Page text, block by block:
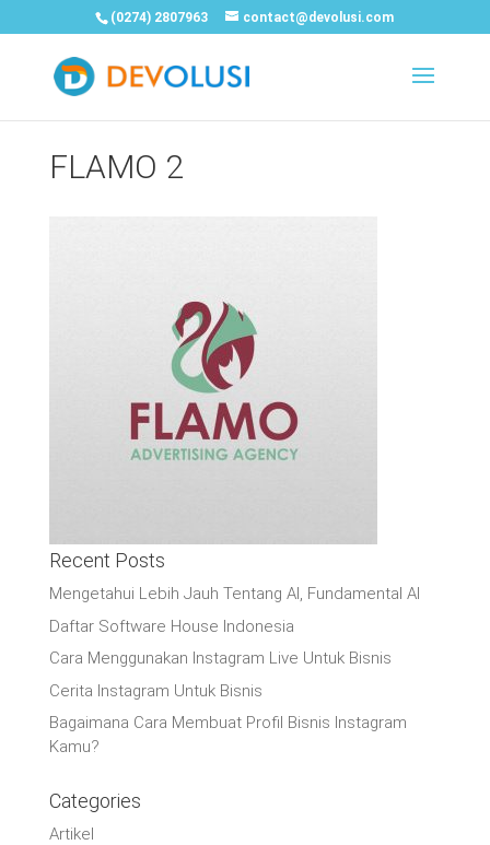
(0274) 2807963 contact@devolusi.com
FLAMO 2
Recent Posts
Mengetahui Lebih Jauh Tentang AI, Fundamental AI
Daftar Software House Indonesia
Cara Menggunakan Instagram Live Untuk Bisnis
Cerita Instagram Untuk Bisnis
Bagaimana Cara Membuat Profil Bisnis Instagram
Kamu?
Categories
Artikel